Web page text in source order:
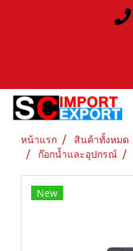
หน้าแรก สินค้าทั้งหมด
ก๊อกน้ำและอุปกรณ์
New